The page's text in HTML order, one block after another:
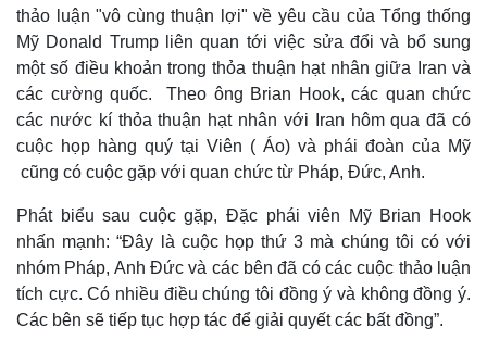
thảo luận "vô cùng thuận lợi" về yêu cầu của Tổng thống
Mỹ Donald Trump liên quan tới việc sửa đổi và bổ sung
một số điều khoản trong thỏa thuận hạt nhân giữa Iran và
các cường quốc. Theo ông Brian Hook, các quan chức
các nước kí thỏa thuận hạt nhân với Iran hôm qua đã có
cuộc họp hàng quý tại Viên ( Áo) và phái đoàn của Mỹ
cũng có cuộc gặp với quan chức từ Pháp, Đức, Anh.
Phát biểu sau cuộc gặp, Đặc phái viên Mỹ Brian Hook
nhấn mạnh: “Đây là cuộc họp thứ 3 mà chúng tôi có với
nhóm Pháp, Anh Đức và các bên đã có các cuộc thảo luận
tích cực. Có nhiều điều chúng tôi đồng ý và không đồng ý.
Các bên sẽ tiếp tục hợp tác để giải quyết các bất đồng”.